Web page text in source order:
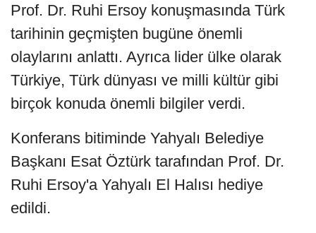
Prof. Dr. Ruhi Ersoy konuşmasında Türk
tarihinin geçmişten bugüne önemli
olaylarını anlattı. Ayrıca lider ülke olarak
Türkiye, Türk dünyası ve milli kültür gibi
birçok konuda önemli bilgiler verdi.
Konferans bitiminde Yahyalı Belediye
Başkanı Esat Öztürk tarafından Prof. Dr.
Ruhi Ersoy'a Yahyalı El Halısı hediye
edildi.